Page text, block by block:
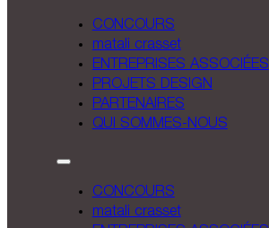
CONCOURS
matali crasset
ENTREPRISES ASSOCIÉES
PROJETS DESIGN
PARTENAIRES
QUI SOMMES-NOUS
CONCOURS
matali crasset